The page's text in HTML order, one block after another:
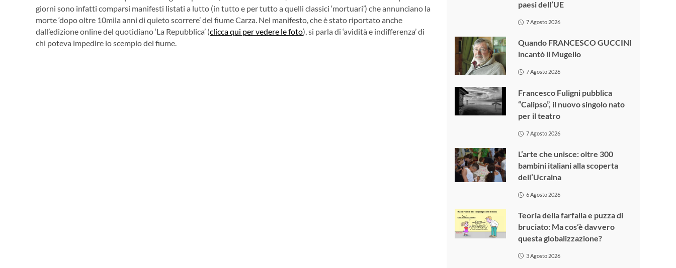
giorni sono infatti comparsi manifesti listati a lutto (in tutto e per tutto a quelli classici ‘mortuari’) che annunciano la
morte ‘dopo oltre 10mila anni di quieto scorrere’ del fiume Carza. Nel manifesto, che è stato riportato anche
dall’edizione online del quotidiano ‘La Repubblica’ (clicca qui per vedere le foto), si parla di ‘avidità e indifferenza’ di
chi poteva impedire lo scempio del fiume.
paesi dell’UE
7 Agosto 2026
Quando FRANCESCO GUCCINI
incantò il Mugello
7 Agosto 2026
Francesco Fuligni pubblica
“Calipso”, il nuovo singolo nato
per il teatro
7 Agosto 2026
L’arte che unisce: oltre 300
bambini italiani alla scoperta
dell’Ucraina
6 Agosto 2026
Teoria della farfalla e puzza di
bruciato: Ma cos’è davvero
questa globalizzazione?
3 Agosto 2026